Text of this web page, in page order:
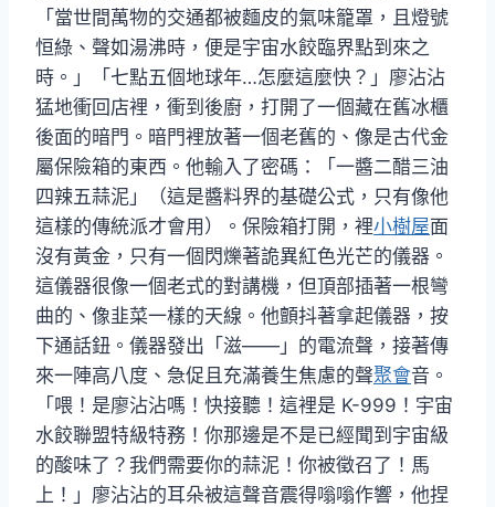
「當世間萬物的交通都被麵皮的氣味籠罩，且燈號
恒綠、聲如湯沸時，便是宇宙水餃臨界點到來之
時。」「七點五個地球年…怎麼這麼快？」廖沾沾
猛地衝回店裡，衝到後廚，打開了一個藏在舊冰櫃
後面的暗門。暗門裡放著一個老舊的、像是古代金
屬保險箱的東西。他輸入了密碼：「一醬二醋三油
四辣五蒜泥」（這是醬料界的基礎公式，只有像他
這樣的傳統派才會用）。保險箱打開，裡小樹屋面
沒有黃金，只有一個閃爍著詭異紅色光芒的儀器。
這儀器很像一個老式的對講機，但頂部插著一根彎
曲的、像韭菜一樣的天線。他顫抖著拿起儀器，按
下通話鈕。儀器發出「滋——」的電流聲，接著傳
來一陣高八度、急促且充滿養生焦慮的聲聚會音。
「喂！是廖沾沾嗎！快接聽！這裡是 K-999！宇宙
水餃聯盟特級特務！你那邊是不是已經聞到宇宙級
的酸味了？我們需要你的蒜泥！你被徵召了！馬
上！」廖沾沾的耳朵被這聲音震得嗡嗡作響，他捏